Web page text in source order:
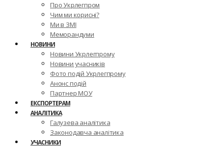
Про Укрлегпром
Чим ми корисні?
Ми в ЗМІ
Меморандуми
НОВИНИ
Новини Укрлегпрому
Новини учасників
Фото подій Укрлегпрому
Анонс подій
Партнер МОУ
ЕКСПОРТЕРАМ
АНАЛІТИКА
Галузева аналітика
Законодавча аналітика
УЧАСНИКИ